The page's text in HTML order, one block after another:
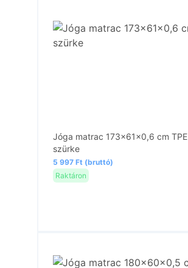
Jóga matrac 173x61x0,6 cm TPE
szürke
5 997 Ft (bruttó)
Raktáron